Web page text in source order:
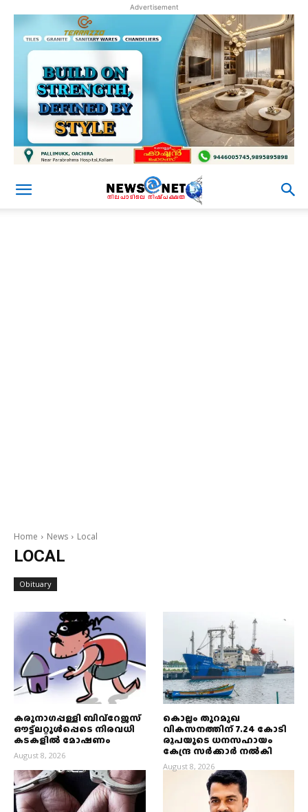
Advertisement
Home News Local
LOCAL
Obituary
കരുനാഗപ്പള്ളി ബിവ്റേജസ്
ഔട്ട്ലറ്റുൾപ്പെടെ നിരവധി
കടകളിൽ മോഷണം
August 8, 2026
കൊല്ലം തുറമുഖ
വികസനത്തിന് 7.24 കോടി
രൂപയുടെ ധനസഹായം
കേന്ദ്ര സര്‍ക്കാര്‍ നൽകി
August 8, 2026